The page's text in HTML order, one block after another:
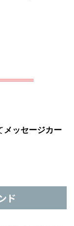
メッセージカー
ド